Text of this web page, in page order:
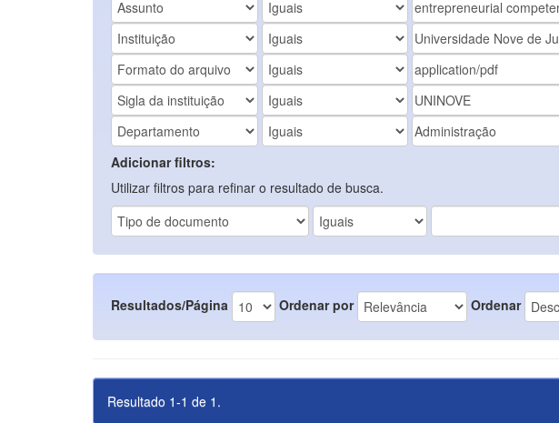
Adicionar filtros:
Utilizar filtros para refinar o resultado de busca.
Resultados/Página Ordenar por Ordenar
Resultado 1-1 de 1.